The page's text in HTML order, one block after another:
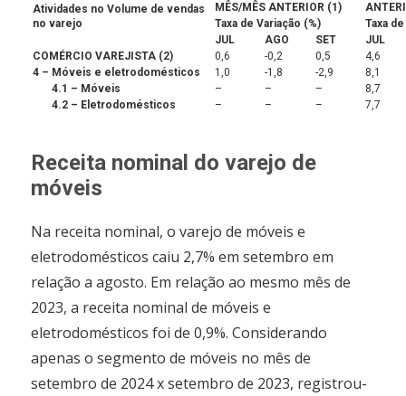
Atividades no Volume de vendas
no varejo
MÊS/MÊS ANTERIOR (1)
Taxa de Variação (%)
Taxa
JUL
AGO SET
JUL
COMÉRCIO VAREJISTA (2)
0,6 -0,2 0,5
4,6
4 – Móveis e eletrodomésticos
1,0 -1,8 -2,9
8,1
4.1 – Móveis
– – –
8,7
4.2 – Eletrodomésticos
– – – 7,7
Receita nominal do varejo de
móveis
Na receita nominal, o varejo de móveis e
eletrodomésticos caiu 2,7% em setembro em
relação a agosto. Em relação ao mesmo mês de
2023, a receita nominal de móveis e
eletrodomésticos foi de 0,9%. Considerando
apenas o segmento de móveis no mês de
setembro de 2024 x setembro de 2023, registrou-